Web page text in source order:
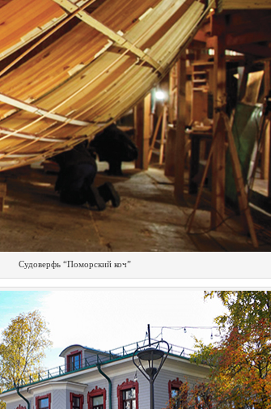
Судоверфь “Поморский коч”